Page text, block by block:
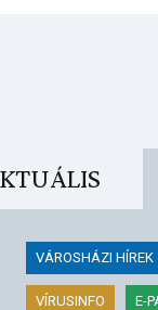
VÁROSHÁZI HÍREK
VÍRUSINFO E-